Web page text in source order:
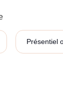
Présentiel